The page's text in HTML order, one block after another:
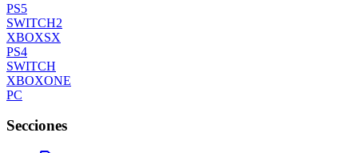
PS5
SWITCH2
XBOXSX
PS4
SWITCH
XBOXONE
PC
Secciones